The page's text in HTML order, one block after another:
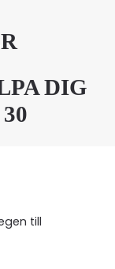
DIG
till